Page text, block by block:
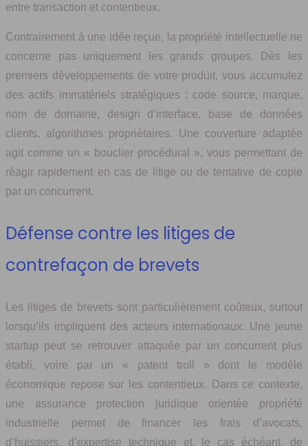
entre transaction et contentieux.
Contrairement à une idée reçue, la propriété intellectuelle ne
concerne pas uniquement les grands groupes. Dès les
premiers développements de votre produit, vous accumulez
des actifs immatériels stratégiques : code source, marque,
nom de domaine, design d’interface, base de données
clients, algorithmes propriétaires. Une couverture adaptée
agit comme un « bouclier procédural », vous permettant de
réagir rapidement en cas de litige ou de tentative de copie
par un concurrent.
Défense contre les litiges de
contrefaçon de brevets
Les litiges de brevets sont particulièrement coûteux, surtout
lorsqu’ils impliquent des acteurs internationaux. Une jeune
startup peut se retrouver attaquée par un concurrent plus
établi, voire par un « patent troll » dont le modèle
économique repose sur les contentieux. Dans ce contexte,
une assurance protection juridique orientée propriété
industrielle permet de financer les frais d’avocats,
d’huissiers, d’expertise technique et, le cas échéant, de